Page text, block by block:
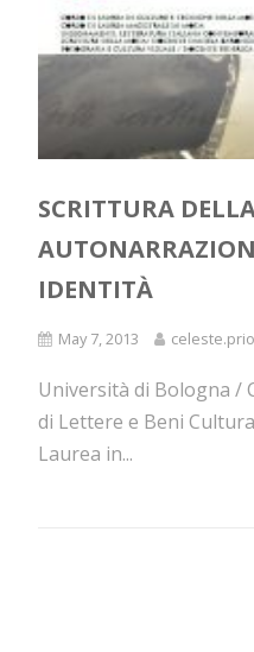
SCRITTURA
IDENTITÀ
May 7, 2013
Università di Bologna /
di Lettere e Beni
Laurea in...